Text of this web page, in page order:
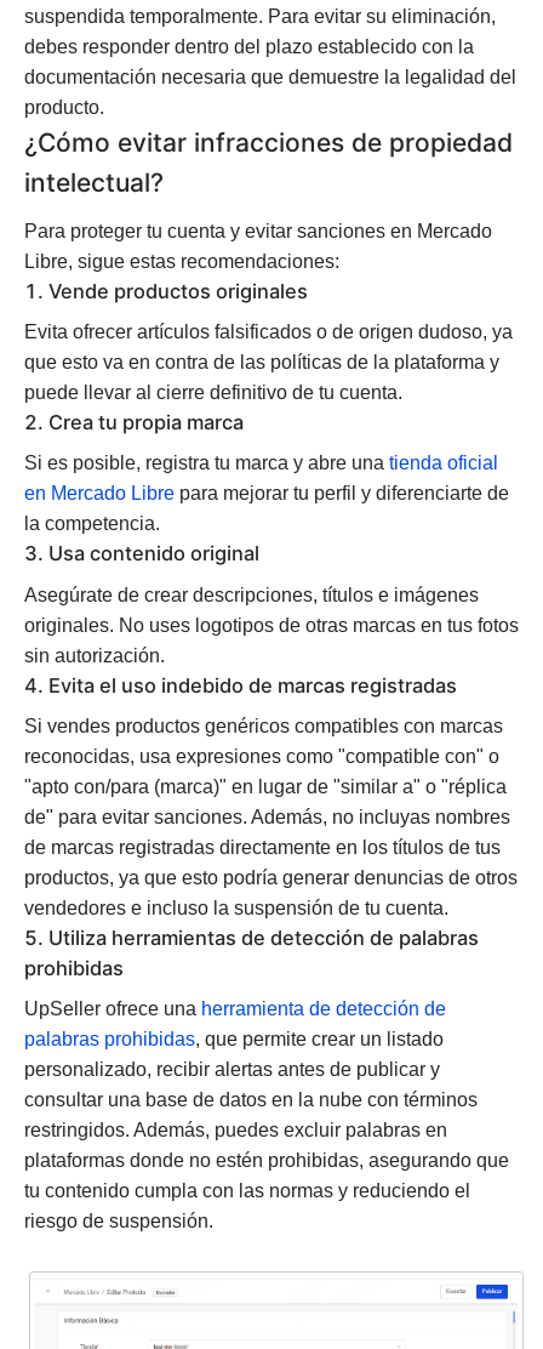
suspendida temporalmente. Para evitar su eliminación,
debes responder dentro del plazo establecido con la
documentación necesaria que demuestre la legalidad del
producto.
¿Cómo evitar infracciones de propiedad
intelectual?
Para proteger tu cuenta y evitar sanciones en Mercado
Libre, sigue estas recomendaciones:
1. Vende productos originales
Evita ofrecer artículos falsificados o de origen dudoso, ya
que esto va en contra de las políticas de la plataforma y
puede llevar al cierre definitivo de tu cuenta.
2. Crea tu propia marca
Si es posible, registra tu marca y abre una tienda oficial
en Mercado Libre para mejorar tu perfil y diferenciarte de
la competencia.
3. Usa contenido original
Asegúrate de crear descripciones, títulos e imágenes
originales. No uses logotipos de otras marcas en tus fotos
sin autorización.
4. Evita el uso indebido de marcas registradas
Si vendes productos genéricos compatibles con marcas
reconocidas, usa expresiones como "compatible con" o
"apto con/para (marca)" en lugar de "similar a" o "réplica
de" para evitar sanciones. Además, no incluyas nombres
de marcas registradas directamente en los títulos de tus
productos, ya que esto podría generar denuncias de otros
vendedores e incluso la suspensión de tu cuenta.
5. Utiliza herramientas de detección de palabras
prohibidas
UpSeller ofrece una herramienta de detección de
palabras prohibidas, que permite crear un listado
personalizado, recibir alertas antes de publicar y
consultar una base de datos en la nube con términos
restringidos. Además, puedes excluir palabras en
plataformas donde no estén prohibidas, asegurando que
tu contenido cumpla con las normas y reduciendo el
riesgo de suspensión.